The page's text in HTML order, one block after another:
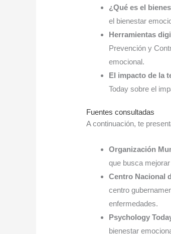
¿Qué es el
el bienestar
Herramientas
Prevención y
emocional.
El impacto de la
Today sobre el
Fuentes consultadas
A continuación, te
Organización
que busca
Centro Nacional
centro
enfermedades.
Psychology
bienestar